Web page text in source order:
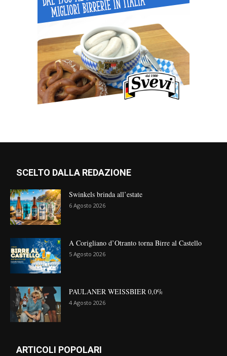
SCELTO DALLA REDAZIONE
Swinkels brinda all’estate
6 Agosto 2026
A Corigliano d’Otranto torna Birre al Castello
5 Agosto 2026
PAULANER WEISSBIER 0,0%
4 Agosto 2026
ARTICOLI POPOLARI